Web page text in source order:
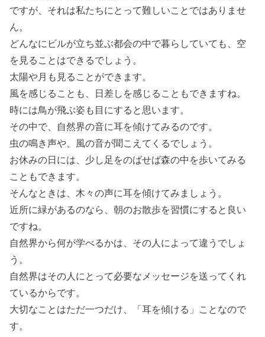
ですが、それは私たちにとって難しいことではありませ
ん。
どんなにビルが立ち並ぶ都会の中で暮らしていても、空
を見ることはできるでしょう。
太陽や月も見ることができます。
風を感じることも、日差しを感じることもできますね。
時には鳥が飛ぶ姿も目にすると思います。
その中で、自然界の音に耳を傾けてみるのです。
虫の鳴き声や、風の音が聞こえてくるでしょう。
お休みの日には、少し足をのばせば森の中を歩いてみる
こともできます。
そんなときは、木々の声に耳を傾けてみましょう。
近所に緑があるのなら、朝のお散歩を習慣にすると良い
ですね。
自然界から何が学べるかは、その人によって違うでしょ
う。
自然界はその人にとって必要なメッセージを送ってくれ
ているからです。
大切なことはただ一つだけ、「耳を傾ける」ことなので
す。